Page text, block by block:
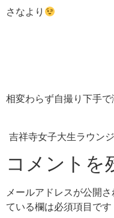
さなより
相変わらず自撮り下手で
吉祥寺女子大生ラウン
コメントを
メールアドレスが公開さ
ている欄は必須項目です